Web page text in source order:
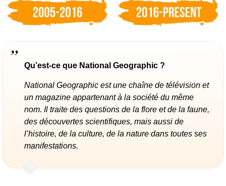
Qu’est-ce que National Geographic ?
National Geographic est une chaîne de télévision et
un magazine appartenant à la société du même
nom. Il traite des questions de la flore et de la faune,
des découvertes scientifiques, mais aussi de
l’histoire, de la culture, de la nature dans toutes ses
manifestations.